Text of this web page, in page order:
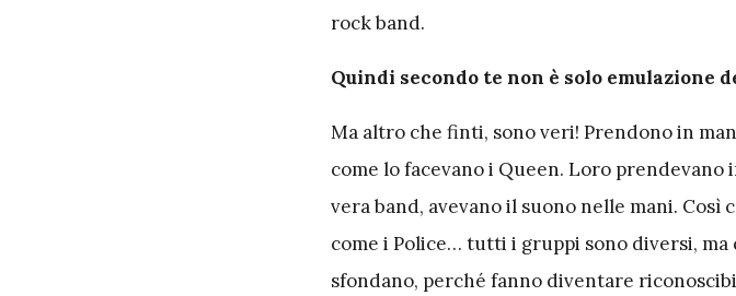
rock band.
Quindi secondo te non è solo emulazione
Ma altro che finti, sono veri! Prendono in
come lo facevano i Queen. Loro
vera band, avevano il suono nelle mani. Così
come i Police… tutti i gruppi sono diversi,
sfondano, perché fanno diventare